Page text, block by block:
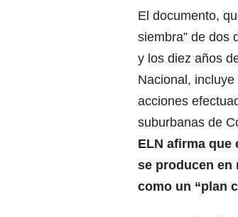
El documento,
siembra” de dos
y los diez años
Nacional,
acciones
suburbanas de
ELN afirma que
se producen en
como un “plan